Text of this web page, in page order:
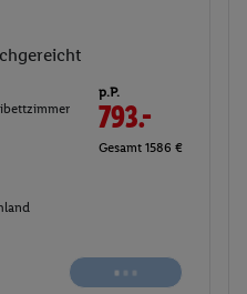
p.P.
793.-
Gesamt 1586 €